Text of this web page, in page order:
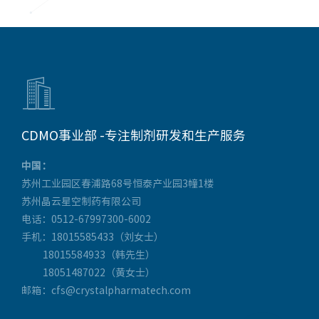

CDMO事业部 -专注制剂研发和生产服务
中国：
苏州工业园区春浦路68号恒泰产业园3幢1楼
苏州晶云星空制药有限公司
电话：0512-67997300-6002
手机：18015585433（刘女士）
18015584933（韩先生）
18051487022（黄女士）
邮箱：cfs@crystalpharmatech.com